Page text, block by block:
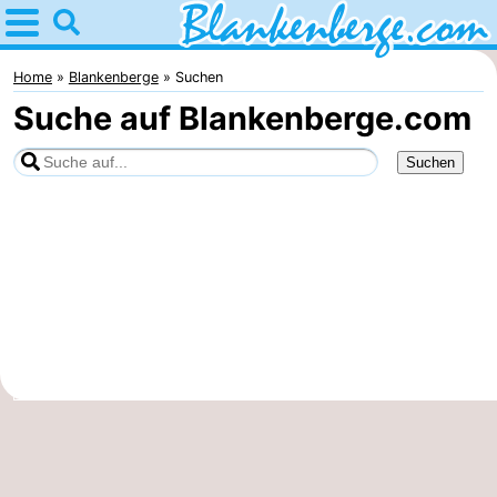
Home
Blankenberge
Tipps
Für
Home Blankenberge Suchen
Suche auf Blankenberge.com